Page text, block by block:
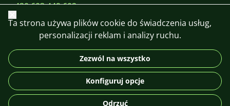
+420 603 449 602
DE
© 2026 For Aquarist
Zamknij
Ta strona używa plików cookie do świadczenia usług,
personalizacji reklam i analizy ruchu.
Zezwól na wszystko
Konfiguruj opcje
Odrzuć